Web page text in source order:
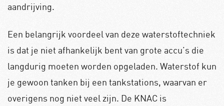
aandrijving.
Een belangrijk voordeel van deze waterstoftechniek
is dat je niet afhankelijk bent van grote accu’s die
langdurig moeten worden opgeladen. Waterstof kun
je gewoon tanken bij een tankstations, waarvan er
overigens nog niet veel zijn. De KNAC is